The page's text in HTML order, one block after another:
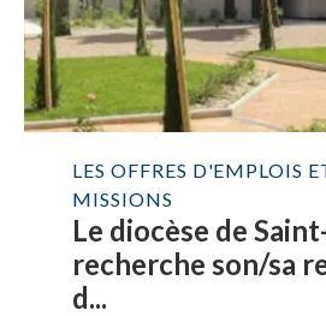
LES OFFRES D'EMPLOIS
MISSIONS
Le diocèse de
recherche son/sa
d...